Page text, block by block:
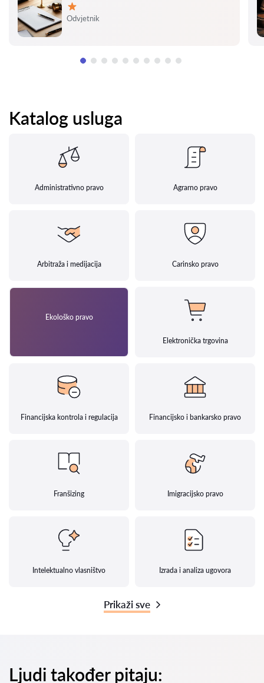
Ocjena:
Odvjetnik
Katalog usluga
Administrativno pravo Agrarno pravo
Arbitraža i medijacija Carinsko pravo
Ekološko pravo
Elektronička trgovina
Financijska kontrola i regulacija Financijsko i bankarsko pravo
Franšizing Imigracijsko pravo
Intelektualno vlasništvo Izrada i analiza ugovora
Prikaži sve
Ljudi također pitaju: